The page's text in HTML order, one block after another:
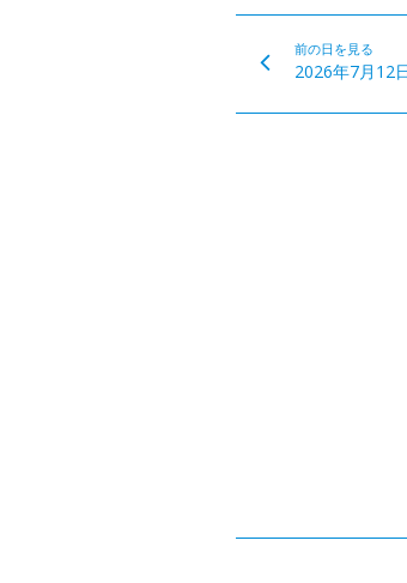
前の日を見る
2026年7月12